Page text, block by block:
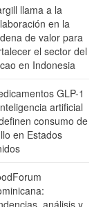
llama a la
en la
de valor para
el sector del
en Indonesia
GLP-1
artificial
consumo de
en Estados